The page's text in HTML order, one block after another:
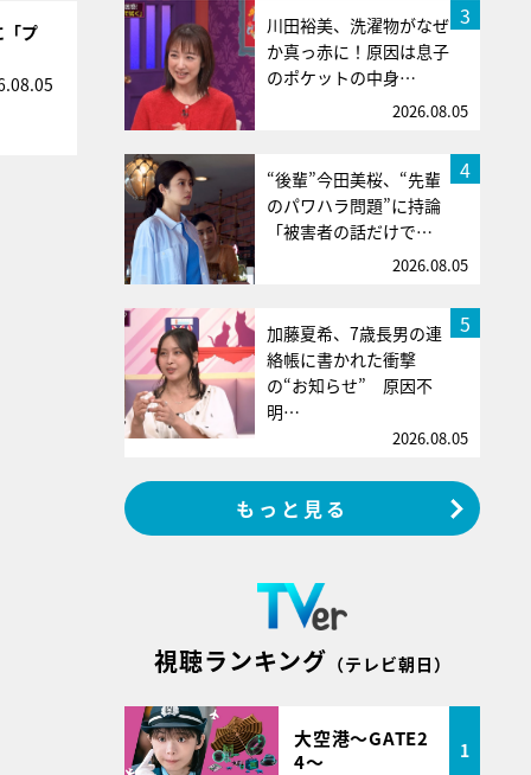
「プ
3
川田裕美、洗濯物がなぜ
か真っ赤に！原因は息子
のポケットの中身…
2026.08.05
4
“後輩”今田美桜、“先輩
のパワハラ問題”に持論
「被害者の話だけで…
2026.08.05
5
加藤夏希、7歳長男の連
絡帳に書かれた衝撃
の“お知らせ” 原因不
明…
2026.08.05
もっと見る
視聴ランキング （テレビ朝日）
大空港～GATE2
4～
1